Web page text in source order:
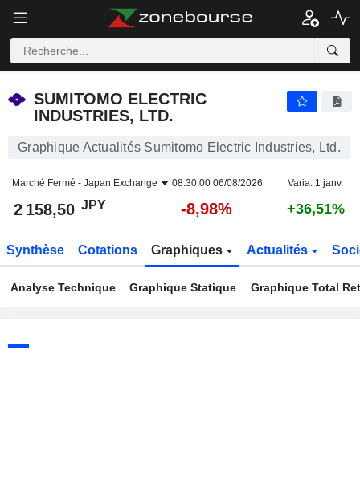
SUMITOMO ELECTRIC
INDUSTRIES, LTD.
Graphique Actualités Sumitomo Electric Industries, Ltd.
Marché Fermé - Japan Exchange 08:30:00 06/08/2026 Varia. 1 janv.
2 158,50 JPY -8,98% +36,51%
Synthèse Cotations Graphiques Actualités
Analyse Technique Graphique Statique Graphique Total